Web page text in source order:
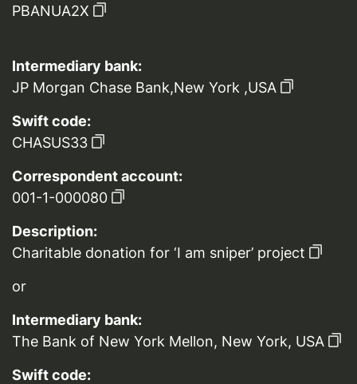
PBANUA2X
Intermediary bank:
JP Morgan Chase Bank,New York ,USA
Swift code:
CHASUS33
Correspondent account:
001-1-000080
Description:
Charitable donation for ‘I am sniper’ project
or
Intermediary bank:
The Bank of New York Mellon, New York, USA
Swift code: